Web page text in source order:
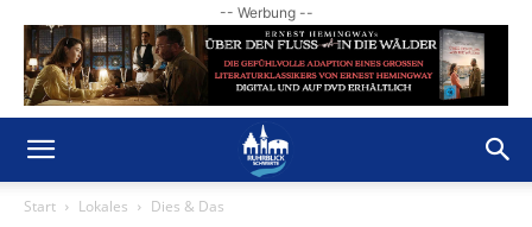
-- Werbung --
Start Lokales Dies & Das